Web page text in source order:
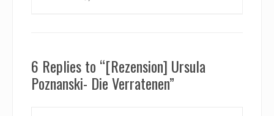
6 Replies to “[Rezension] Ursula
Poznanski- Die Verratenen”